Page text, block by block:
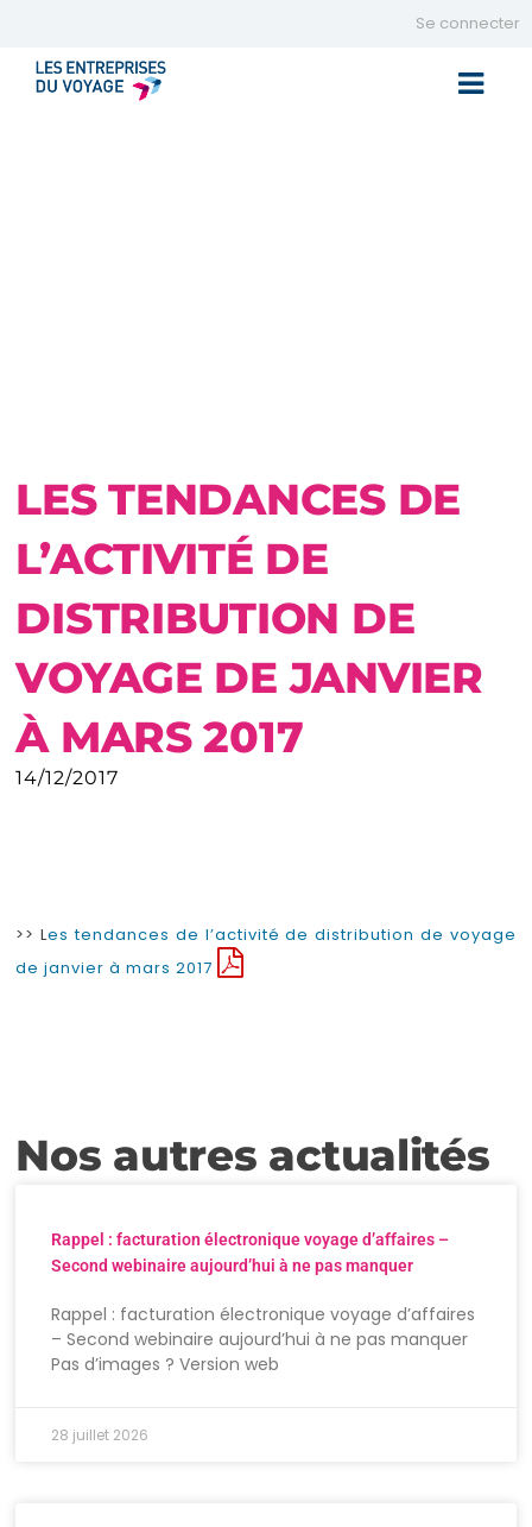
Se connecter
LES TENDANCES DE
L’ACTIVITÉ DE
DISTRIBUTION DE
VOYAGE DE JANVIER
À MARS 2017
14/12/2017
>> Les tendances de l’activité de distribution de voyage
de janvier à mars 2017
Nos autres actualités
Rappel : facturation électronique voyage d’affaires –
Second webinaire aujourd’hui à ne pas manquer
Rappel : facturation électronique voyage d’affaires
– Second webinaire aujourd’hui à ne pas manquer
Pas d’images ? Version web
28 juillet 2026